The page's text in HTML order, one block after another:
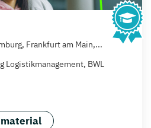
Frankfurt am Main,...
Logistikmanagement, BWL